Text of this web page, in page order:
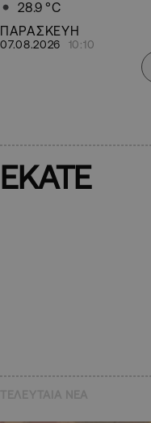
28.9 °C
ΠΑΡΑΣΚΕΥΗ
07.08.2026 10:10
ΕΚΑΤΕ